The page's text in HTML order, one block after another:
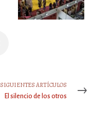
SIGUIENTES ARTÍCULOS
El silencio de los otros